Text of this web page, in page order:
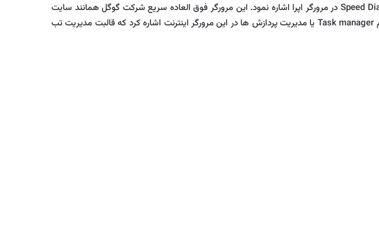
های Google Chrome می توان به Tabbed browsing، امکاناتی مشابه Privacy در ویندوز اکسپلورر و Speed Dial در مرورگر اپرا اشاره نمود. این مرورگر فوق العاده سریع شرکت گوگل همانند سایت
گوگل از ظاهر بسیار ساده ای تشکیل شده است. از مزیت های گوگل کروم می توان به وجود بخشی با نام Task manager یا مدیریت پردازش ها در این مرورگر اینترنت اشاره کرد که قالبت مدیریت تب